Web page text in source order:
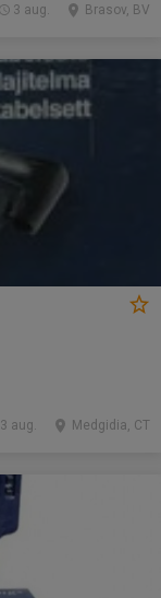
Brasov, BV
3 aug.
Medgidia, CT
3 aug.